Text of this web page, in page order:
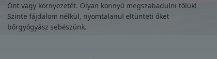
Önt vagy környezetét. Olyan könnyű megszabadulni tőlük!
Szinte fájdalom nélkül, nyomtalanul eltünteti őket
bőrgyógyász sebészünk.